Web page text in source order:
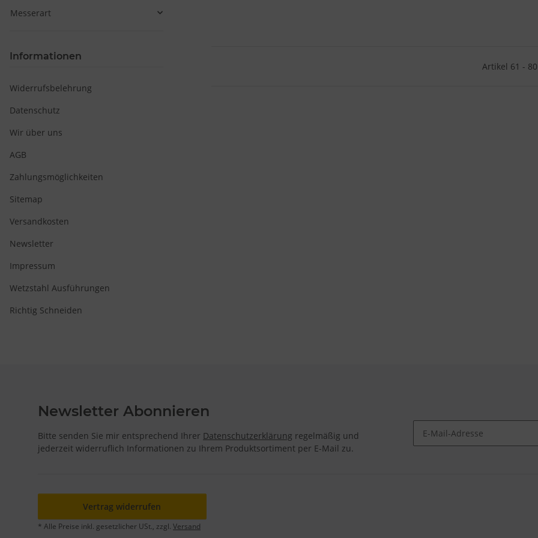
Artikel 61 -
Messerart
Informationen
Widerrufsbelehrung
Datenschutz
Wir über uns
AGB
Zahlungsmöglichkeiten
Sitemap
Versandkosten
Newsletter
Impressum
Wetzstahl Ausführungen
Richtig Schneiden
Newsletter Abonnieren
Bitte senden Sie mir entsprechend Ihrer Datenschutzerklärung regelmäßig und
jederzeit widerruflich Informationen zu Ihrem Produktsortiment per E-Mail zu.
Vertrag widerrufen
* Alle Preise inkl. gesetzlicher USt., zzgl. Versand